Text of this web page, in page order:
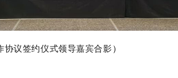
协议签约仪式领导嘉宾合影 ）